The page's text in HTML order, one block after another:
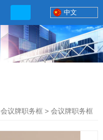
中文
会议牌职务框 > 会议牌职务框